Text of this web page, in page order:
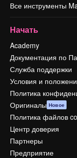
Все инструменты
Начать
Academy
Документация по
Служба поддержки
Условия и
Политика
Оригиналы Новое
Политика файлов
Центр доверия
Партнеры
Предприятие